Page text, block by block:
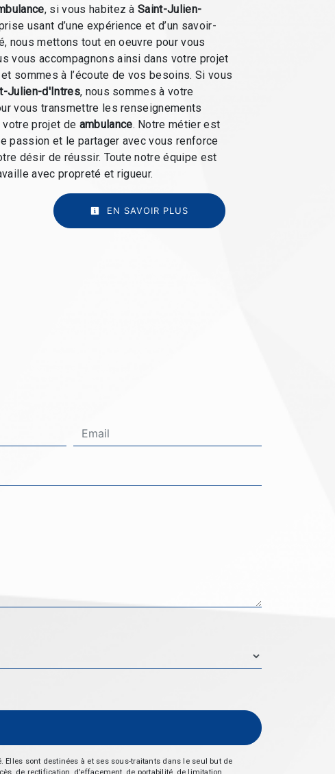
, si vous habitez àSaint-Julien-
usant d’une expérience et d’un savoir-
nous mettons tout en oeuvre pour vous
vous accompagnons ainsi dans votre projet
sommes à l’écoute de vos besoins. Si vous
Julien-d'Intres, nous sommes à votre
vous transmettre les renseignements
projet de ambulance. Notre métier est
passion et le partager avec vous renforce
désir de réussir. Toute notre équipe est
avec propreté et rigueur.
EN SAVOIR PLUS
sont destinées à et ses sous-traitants dans le seul but de